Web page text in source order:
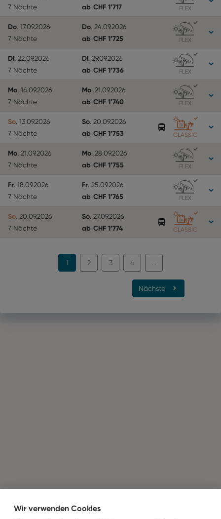
7 Nächte
ab CHF 1’717 FLEX
Do. 17.09.2026 Do. 24.09.2026
7 Nächte
ab CHF 1’725 FLEX
Di. 22.09.2026 Di. 29.09.2026
7 Nächte
ab CHF 1’736 FLEX
Mo. 14.09.2026 Mo. 21.09.2026
7 Nächte
ab CHF 1’740 FLEX
So. 13.09.2026 So. 20.09.2026
7 Nächte
ab CHF 1’753 CLASSIC
Mo. 21.09.2026 Mo. 28.09.2026
7 Nächte
ab CHF 1’755 FLEX
Fr. 18.09.2026 Fr. 25.09.2026
7 Nächte
ab CHF 1’765 FLEX
So. 20.09.2026 So. 27.09.2026
7 Nächte
ab CHF 1’774 CLASSIC
1 2 3 4
Nächste
Wir verwenden Cookies